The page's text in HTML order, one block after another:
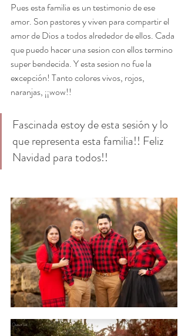
Pues esta familia es un testimonio de ese
amor. Son pastores y viven para compartir el
amor de Dios a todos alrededor de ellos. Cada
que puedo hacer una sesion con ellos termino
super bendecida. Y esta sesion no fue la
excepción! Tanto colores vivos, rojos,
naranjas, ¡¡wow!!
Fascinada estoy de esta sesión y lo
que representa esta familia!! Feliz
Navidad para todos!!